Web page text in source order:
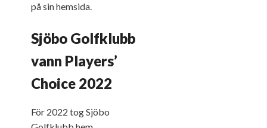
på sin hemsida.
Sjöbo Golfklubb
vann Players’
Choice 2022
För 2022 tog Sjöbo